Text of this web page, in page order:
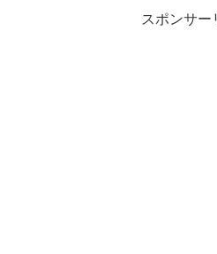
スポンサー